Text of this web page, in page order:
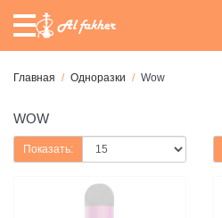
Главная Одноразки Wow
WOW
Показать: